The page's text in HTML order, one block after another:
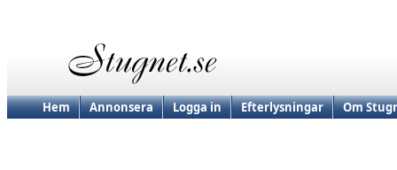
Hem Annonsera Logga in Efterlysningar Om